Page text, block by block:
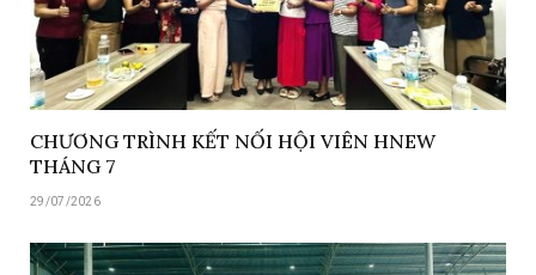
CHƯƠNG TRÌNH KẾT NỐI HỘI VIÊN HNEW
THÁNG 7
29/07/2026